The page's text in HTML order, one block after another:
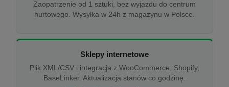
Zaopatrzenie od 1 sztuki, bez wyjazdu do centrum
hurtowego. Wysyłka w 24h z magazynu w Polsce.
Sklepy internetowe
Plik XML/CSV i integracja z WooCommerce, Shopify,
BaseLinker. Aktualizacja stanów co godzinę.